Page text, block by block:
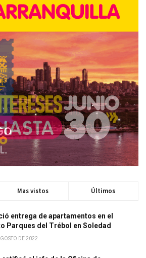
Mas vistos Últimos
entrega de apartamentos en el
Parques del Trébol en Soledad
DE 2022